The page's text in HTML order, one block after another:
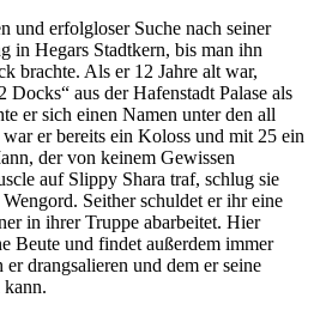
und erfolgloser Suche nach seiner
in Hegars Stadtkern, bis man ihn
brachte. Als er 12 Jahre alt war,
aus der Hafenstadt Palase als
er sich einen Namen unter den all
er bereits ein Koloss und mit 25 ein
der von keinem Gewissen
auf Slippy Shara traf, schlug sie
Seither schuldet er ihr eine
in ihrer Truppe abarbeitet. Hier
Beute und findet außerdem immer
drangsalieren und dem er seine